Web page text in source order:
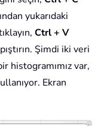
yukarıdaki
Ctrl + V
Şimdi iki veri
histogramımız var,
Ekran